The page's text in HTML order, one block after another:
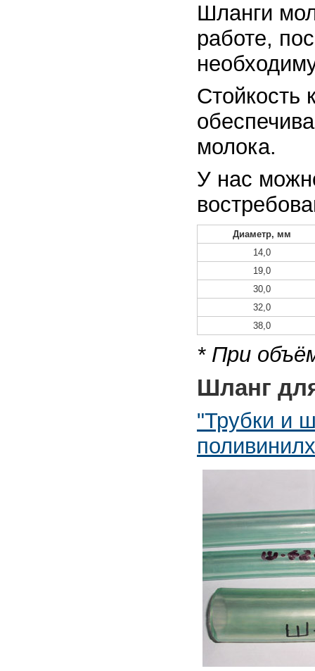
Шланги
работе,
Стойкость
молока.
У нас
Диаметр, мм
14,0
19,0
30,0
32,0
38,0
* При
Шланг
"Трубки и